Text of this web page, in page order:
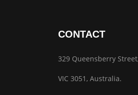
CONTACT
329 Queensberry
VIC 3051, Australia.